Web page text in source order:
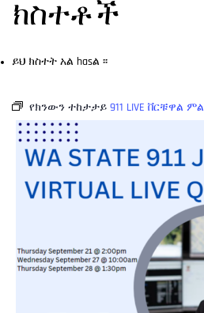
ክስተቶች
ይህ ክስተት አል hasል ፡፡
የክንውን ተከታታይ 911 LIVE ቨርቹዋል